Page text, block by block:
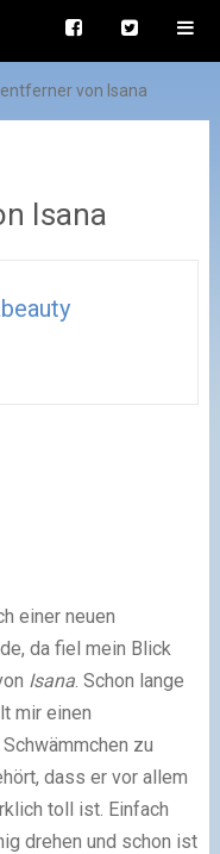
von Isana
Isana
einer neuen
da fiel mein Blick
Isana. Schon lange
mir einen
zu
dass er vor allem
toll ist. Einfach
drehen und schon ist